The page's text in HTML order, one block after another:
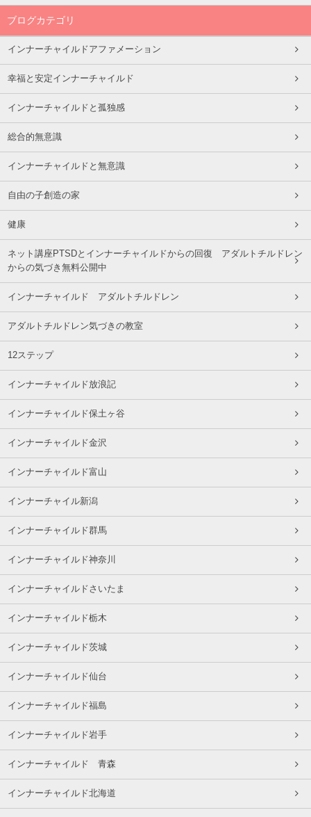
ブログカテゴリ
インナーチャイルドアファメーション
幸福と安定インナーチャイルド
インナーチャイルドと孤独感
総合的無意識
インナーチャイルドと無意識
自由の子創造の家
健康
ネット講座PTSDとインナーチャイルドからの回復 アダルトチルドレン
からの気づき無料公開中
インナーチャイルド アダルトチルドレン
アダルトチルドレン気づきの教室
12ステップ
インナーチャイルド放浪記
インナーチャイルド保土ヶ谷
インナーチャイルド金沢
インナーチャイルド富山
インナーチャイル新潟
インナーチャイルド群馬
インナーチャイルド神奈川
インナーチャイルドさいたま
インナーチャイルド栃木
インナーチャイルド茨城
インナーチャイルド仙台
インナーチャイルド福島
インナーチャイルド岩手
インナーチャイルド 青森
インナーチャイルド北海道